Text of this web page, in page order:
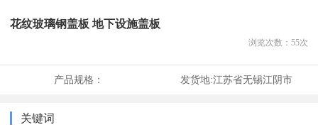
花纹玻璃钢盖板 地下设施盖板
浏览次数： 55次
产品规格： 发货地:江苏省无锡江阴市
关键词